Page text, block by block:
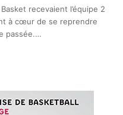
recevaient l’équipe 2
à cœur de se reprendre
passée.…